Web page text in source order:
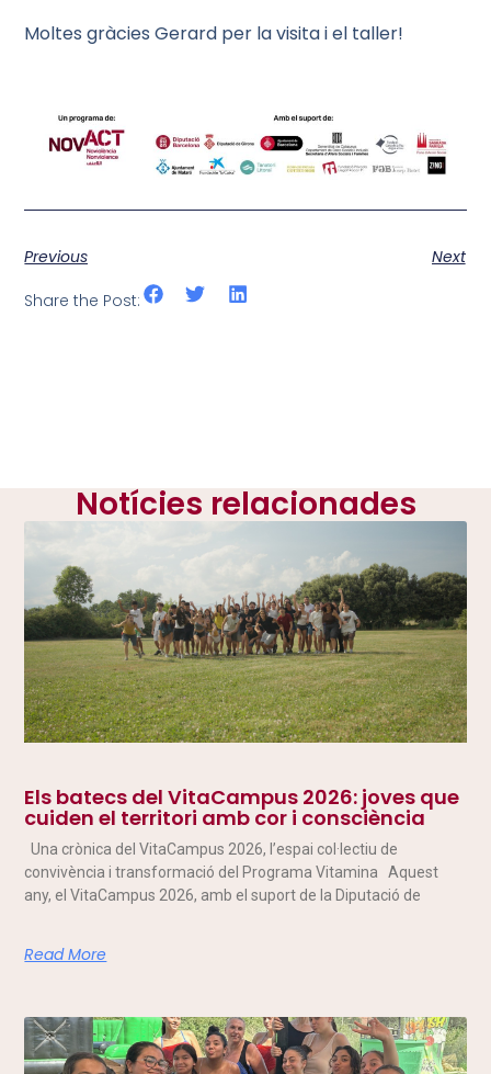
Moltes gràcies Gerard per la visita i el taller!
Previous Next
Share the Post:
Notícies relacionades
Els batecs del VitaCampus 2026: joves que
cuiden el territori amb cor i consciència
Una crònica del VitaCampus 2026, l’espai col·lectiu de
convivència i transformació del Programa Vitamina Aquest
any, el VitaCampus 2026, amb el suport de la Diputació de
Read More